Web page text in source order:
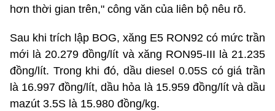
hơn thời gian trên," công văn của liên bộ nêu rõ.
Sau khi trích lập BOG, xăng E5 RON92 có mức trần
mới là 20.279 đồng/lít và xăng RON95-III là 21.235
đồng/lít. Trong khi đó, dầu diesel 0.05S có giá trần
là 16.997 đồng/lít, dầu hỏa là 15.959 đồng/lít và dầu
mazút 3.5S là 15.980 đồng/kg.